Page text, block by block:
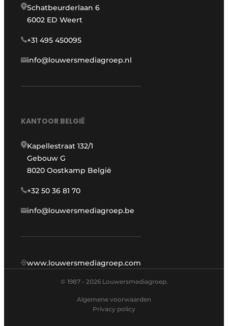
Schatbeurderlaan 6
6002 ED Weert
+31 495 450095
info@louwersmediagroep.nl
KANTOOR BELGIË
Kapellestraat 132/1
Gebouw G
8020 Oostkamp België
+32 50 36 81 70
info@louwersmediagroep.be
www.louwersmediagroep.com
© 1987 - 2026 Louwersmediagroep.
Algemene voorwaarden
Privacy policy